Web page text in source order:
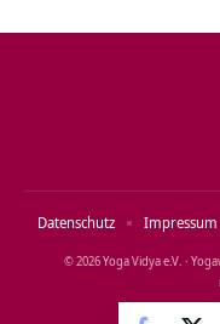
© 2026 Yoga Vidya e.V. ·
Datenschutz Impressum